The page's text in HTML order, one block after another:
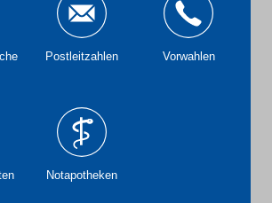
Postleitzahlen Vorwahlen
Notapotheken